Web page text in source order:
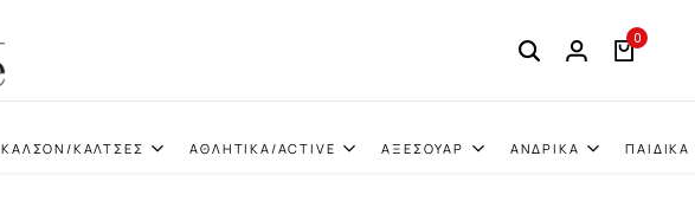
0
ΚΑΛΣΟΝ/ΚΑΛΤΣΕΣ ΑΘΛΗΤΙΚΑ/ACTIVE ΑΞΕΣΟΥΑΡ ΑΝΔΡΙΚΑ ΠΑΙΔΙΚΑ